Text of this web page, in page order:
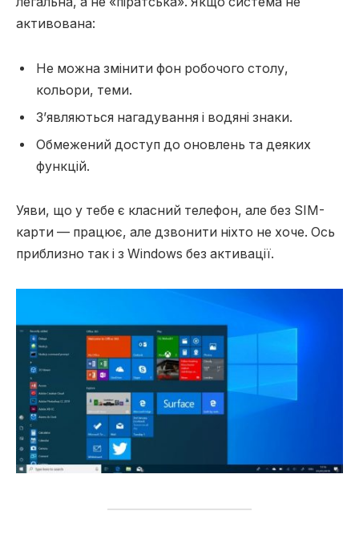
активована:
Не можна змінити фон робочого столу,
кольори, теми.
З’являються нагадування і водяні знаки.
Обмежений доступ до оновлень та деяких
функцій.
Уяви, що у тебе є класний телефон, але без SIM-
карти — працює, але дзвонити ніхто не хоче. Ось
приблизно так і з Windows без активації.